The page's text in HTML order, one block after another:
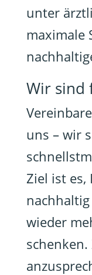
unter
maximale
Wir sind
uns – wir
Ziel ist es,
wieder